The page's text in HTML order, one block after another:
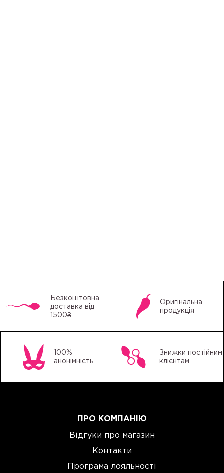
Безкоштовна
доставка від
1500₴
Оригінальна
продукція
100%
анонімність
Знижки постійним
клієнтам
ПРО КОМПАНІЮ
Відгуки про магазин
Контакти
Програма лояльності